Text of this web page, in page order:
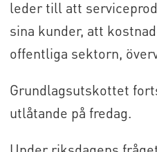
leder till att
sina kunder, att
offentliga sektorn,
Grundlagsutskottet
utlåtande på fredag.